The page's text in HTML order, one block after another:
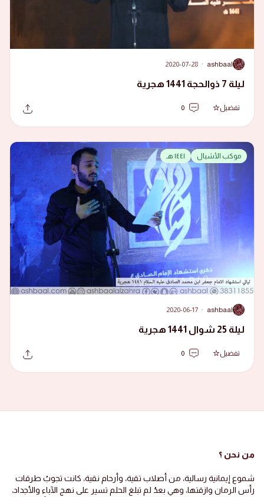
A
ashbaal
·
2020-07-28
ليلة 7 ذوالحجة 1441 هجرية
تفضيل 0
موكب الأشبال ١٤٤١ هـ
A
ashbaal
·
2020-06-17
ليلة 25 شوال 1441 هجرية
تفضيل 0
من نحن ؟
شموع إيمانية رسالية، من أصلاب تقية، وأرحام نقية، كانت تجوبُ طرقات
رأس الرمان وازقتها، وهي بعدُ لم تبلغ الحلم تسير على نهج الآباء والأجداد،